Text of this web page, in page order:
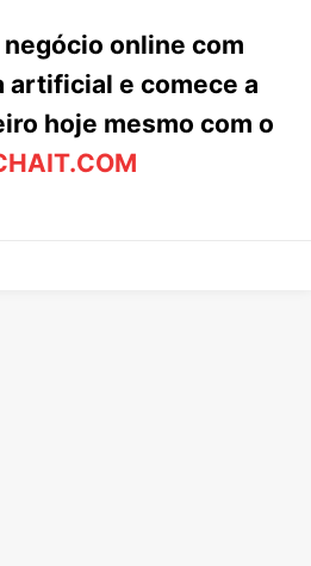
negócio online com
artificial e comece a
hoje mesmo com o